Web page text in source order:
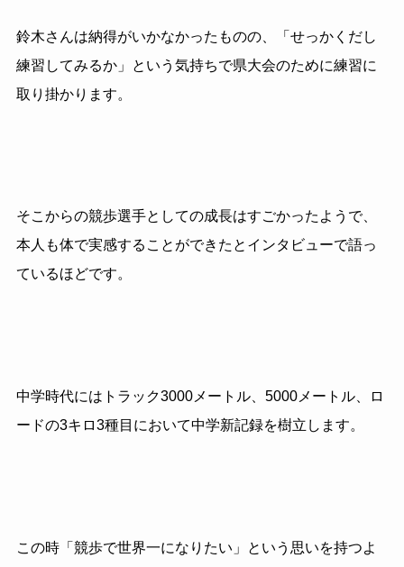
鈴木さんは納得がいかなかったものの、「せっかくだし
練習してみるか」という気持ちで県大会のために練習に
取り掛かります。
そこからの競歩選手としての成長はすごかったようで、
本人も体で実感することができたとインタビューで語っ
ているほどです。
中学時代にはトラック3000メートル、5000メートル、ロ
ードの3キロ3種目において中学新記録を樹立します。
この時「競歩で世界一になりたい」という思いを持つよ